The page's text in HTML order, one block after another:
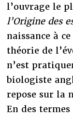
l’ouvrage le
l’Origine des
naissance à
théorie de
n’est
biologiste
repose sur la
En des